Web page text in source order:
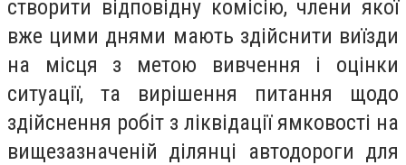
створити відповідну комісію, члени якої
вже цими днями мають здійснити виїзди
на місця з метою вивчення і оцінки
ситуації, та вирішення питання щодо
здійснення робіт з ліквідації ямковості на
вищезазначеній ділянці автодороги для